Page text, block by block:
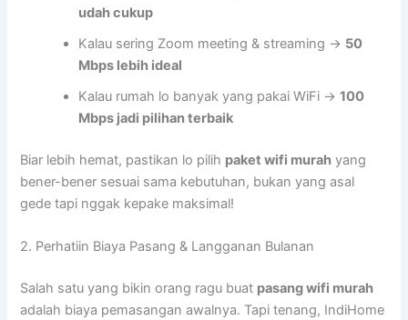
udah cukup
Kalau sering Zoom meeting & streaming → 50
Mbps lebih ideal
Kalau rumah lo banyak yang pakai WiFi →100
Mbps jadi pilihan terbaik
Biar lebih hemat, pastikan lo pilih paket wifi murah yang
bener-bener sesuai sama kebutuhan, bukan yang asal
gede tapi nggak kepake maksimal!
2. Perhatiin Biaya Pasang & Langganan Bulanan
Salah satu yang bikin orang ragu buat pasang wifi murah
adalah biaya pemasangan awalnya. Tapi tenang, IndiHome